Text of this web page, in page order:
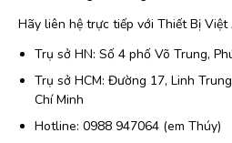
Hãy liên hệ trực tiếp với Thiết Bị
Trụ sở HN: Số 4 phố Võ Trung,
Trụ sở HCM: Đường 17, Linh
Chí Minh
Hotline: 0988 947064 (em Thúy)